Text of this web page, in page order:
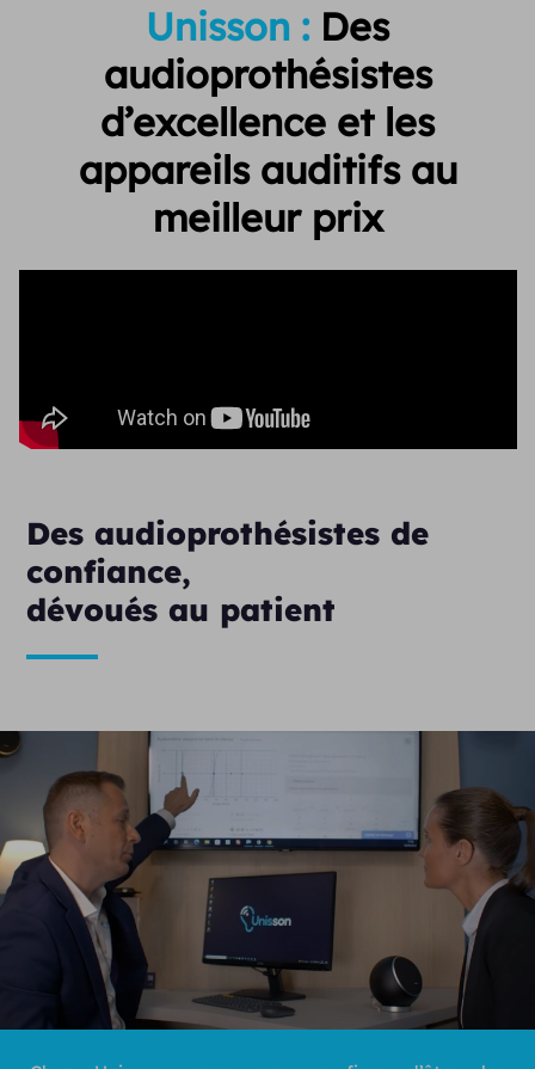
Unisson : Des
audioprothésistes
d’excellence etles
appareils auditifs au
meilleur prix
Des audioprothésistes de
confiance,
dévoués au patient